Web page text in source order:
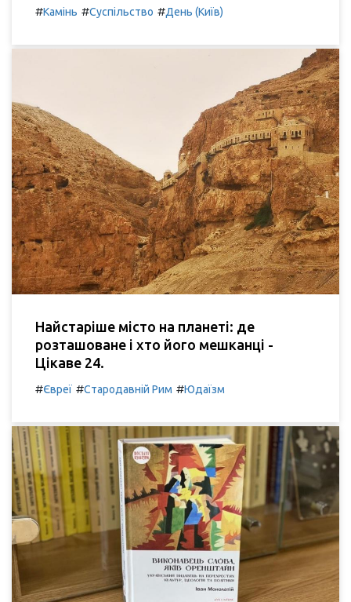
#Камінь #Суспільство #День (Київ)
Найстаріше місто на планеті: де
розташоване і хто його мешканці -
Цікаве 24.
#Євреї #Стародавній Рим #Юдаїзм